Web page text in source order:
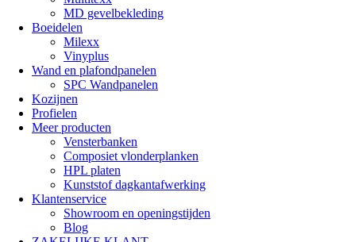
MD gevelbekleding
Boeidelen
Milexx
Vinyplus
Wand en plafondpanelen
SPC Wandpanelen
Kozijnen
Profielen
Meer producten
Vensterbanken
Composiet vlonderplanken
HPL platen
Kunststof dagkantafwerking
Klantenservice
Showroom en openingstijden
Blog